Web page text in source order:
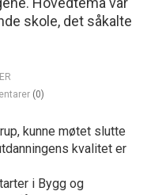
skole, det såkalte
(0)
kunne møtet slutte
kvalitet er
i Bygg og